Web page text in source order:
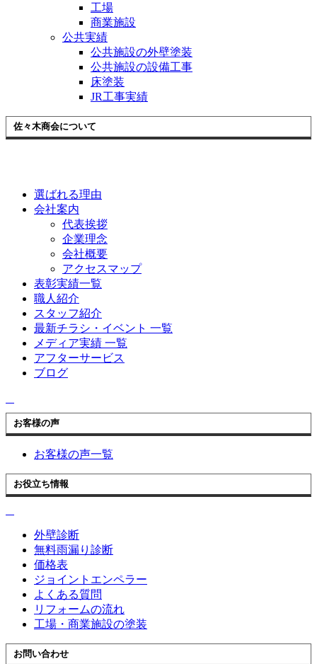
工場
商業施設
公共実績
公共施設の外壁塗装
公共施設の設備工事
床塗装
JR工事実績
佐々木商会について
選ばれる理由
会社案内
代表挨拶
企業理念
会社概要
アクセスマップ
表彰実績一覧
職人紹介
スタッフ紹介
最新チラシ・イベント 一覧
メディア実績 一覧
アフターサービス
ブログ
お客様の声
お客様の声一覧
お役立ち情報
外壁診断
無料雨漏り診断
価格表
ジョイントエンペラー
よくある質問
リフォームの流れ
工場・商業施設の塗装
お問い合わせ